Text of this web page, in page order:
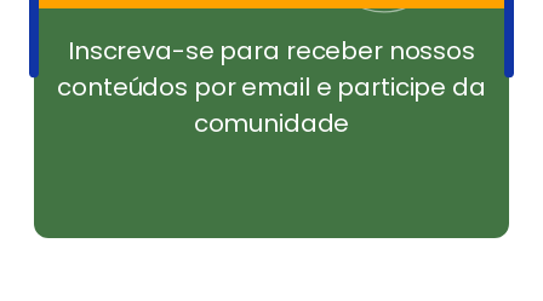
Inscreva-se para receber nossos
conteúdos por email e participe da
comunidade